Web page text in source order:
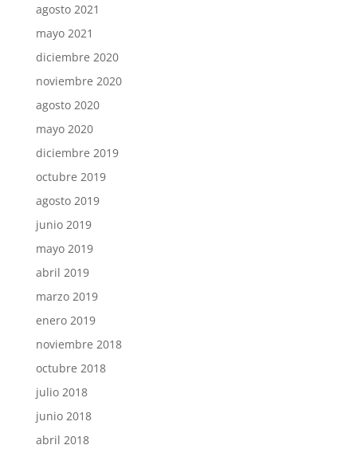
agosto 2021
mayo 2021
diciembre 2020
noviembre 2020
agosto 2020
mayo 2020
diciembre 2019
octubre 2019
agosto 2019
junio 2019
mayo 2019
abril 2019
marzo 2019
enero 2019
noviembre 2018
octubre 2018
julio 2018
junio 2018
abril 2018